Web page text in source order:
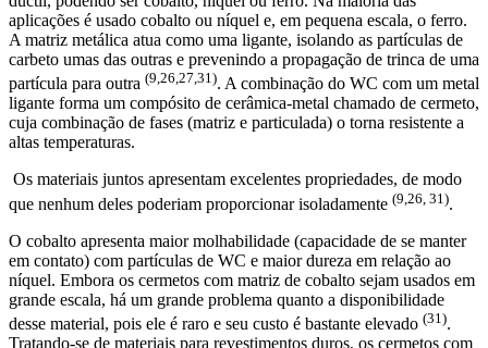
aplicações é usado cobalto ou níquel e, em pequena escala, o ferro.
A matriz metálica atua como uma ligante, isolando as partículas de
carbeto umas das outras e prevenindo a propagação de trinca de uma
partícula para outra (9,26,27,31). A combinação do WC com um metal
ligante forma um compósito de cerâmica-metal chamado de cermeto,
cuja combinação de fases (matriz e particulada) o torna resistente a
altas temperaturas.
Os materiais juntos apresentam excelentes propriedades, de modo
que nenhum deles poderiam proporcionar isoladamente (9,26, 31).
O cobalto apresenta maior molhabilidade (capacidade de se manter
em contato) com partículas de WC e maior dureza em relação ao
níquel. Embora os cermetos com matriz de cobalto sejam usados em
grande escala, há um grande problema quanto a disponibilidade
desse material, pois ele é raro e seu custo é bastante elevado (31).
Tratando-se de materiais para revestimentos duros, os cermetos com